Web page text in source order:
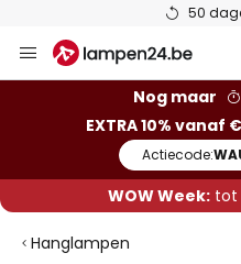
50
naar
Nog maar
EXTRA 10% vanaf
Actiecode:
WOW Week:tot
Hanglampen